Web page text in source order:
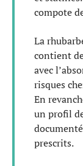
compote
La
contient
avec
risques
En
un profil
prescrits.